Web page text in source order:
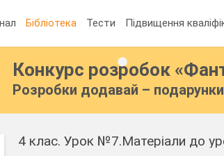
Бібліотека Тести Підвищення
Конкурс розробок
Розробки додавай –
4 клас. Урок №7.Матеріали до